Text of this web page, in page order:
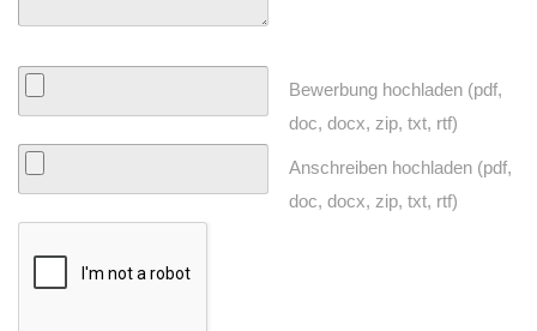
Bewerbung hochladen (pdf,
doc, docx, zip, txt, rtf)
Anschreiben hochladen (pdf,
doc, docx, zip, txt, rtf)